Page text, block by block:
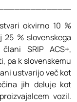
okvirno 10 %
25 % slovenskega
SRIP ACS+,
pa k slovenskemu
ustvarijo več kot
jih deluje kot
vozil.